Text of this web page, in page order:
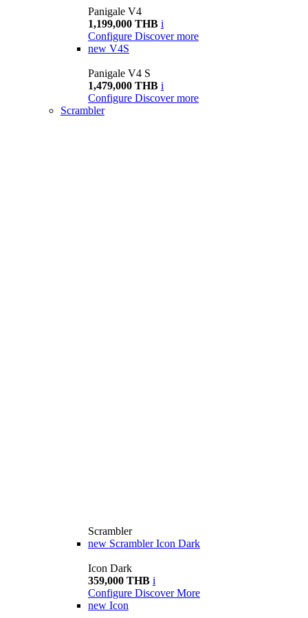
Panigale V4
1,199,000 THB i
Configure Discover more
new V4S
Panigale V4 S
1,479,000 THB i
Configure Discover more
Scrambler
Scrambler
new Scrambler Icon Dark
Icon Dark
359,000 THB i
Configure Discover More
new Icon